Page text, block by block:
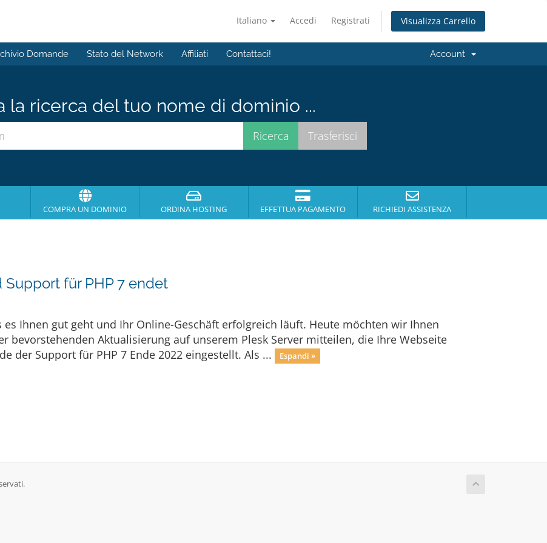
Italiano Accedi Registrati Visualizza Carrello
Domande Stato del Network Affiliati Contattaci! Account
la ricerca del tuo nome di dominio ...
COMPRA UN DOMINIO ORDINA HOSTING EFFETTUA PAGAMENTO RICHIEDI ASSISTENZA
für PHP 7 endet
Ihnen gut geht und Ihr Online-Geschäft erfolgreich läuft. Heute möchten wir Ihnen
bevorstehenden Aktualisierung auf unserem Plesk Server mitteilen, die Ihre Webseite
der Support für PHP 7 Ende 2022 eingestellt. Als ...
Espandi »